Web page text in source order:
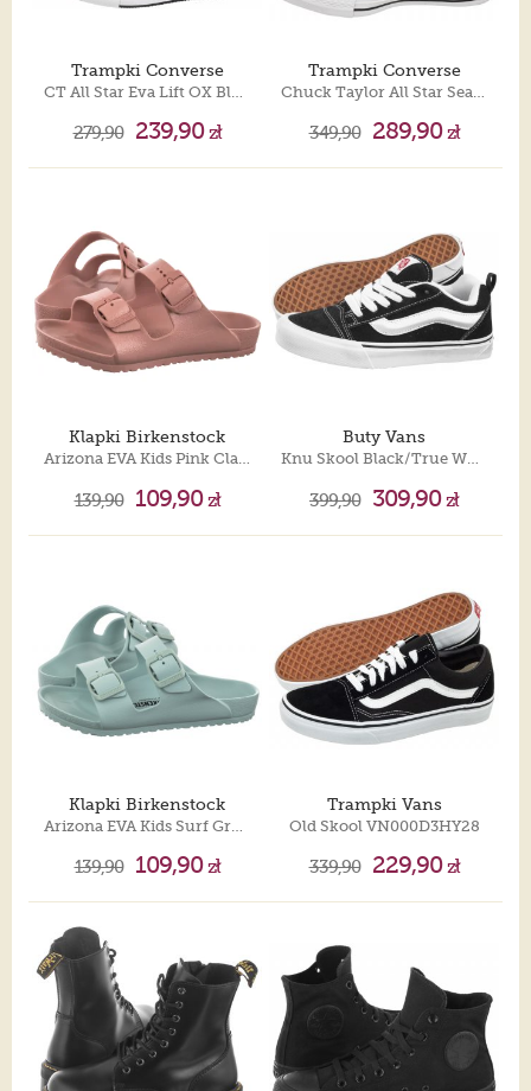
Trampki Converse
279,90 239,90zł
Trampki Converse
349,90 289,90zł
Klapki Birkenstock
Arizona EVA Kids Pink Clay 1031461
139,90 109,90zł
Buty Vans
Knu Skool Black/True White VN0009QC6BT1
399,90 309,90zł
Klapki Birkenstock
Arizona EVA Kids Surf Green 1026753
139,90 109,90zł
Trampki Vans
Old Skool VN000D3HY28
339,90 229,90zł